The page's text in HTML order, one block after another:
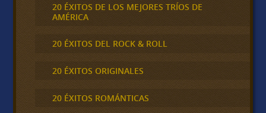
20 ÉXITOS DE LOS MEJORES TRÍOS DE
AMÉRICA
20 ÉXITOS DEL ROCK & ROLL
20 ÉXITOS ORIGINALES
20 ÉXITOS ROMÁNTICAS